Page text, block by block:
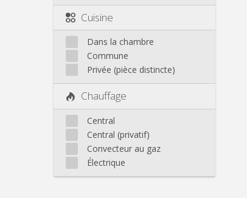
Cuisine
Dans la chambre
Commune
Privée (pièce distincte)
Chauffage
Central
Central (privatif)
Convecteur au gaz
Électrique